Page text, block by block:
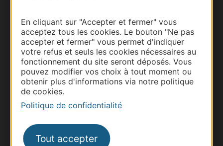
En cliquant sur "Accepter et fermer" vous
acceptez tous les cookies. Le bouton "Ne pas
accepter et fermer" vous permet d'indiquer
votre refus et seuls les cookies nécessaires au
fonctionnement du site seront déposés. Vous
pouvez modifier vos choix à tout moment ou
obtenir plus d'informations via notre politique
de cookies.
Politique de confidentialité
Tout accepter
Thermalisme
Business/Mice
Pros d'Occitanie
Site presse et d'influence
Voyagistes
Destination Sport